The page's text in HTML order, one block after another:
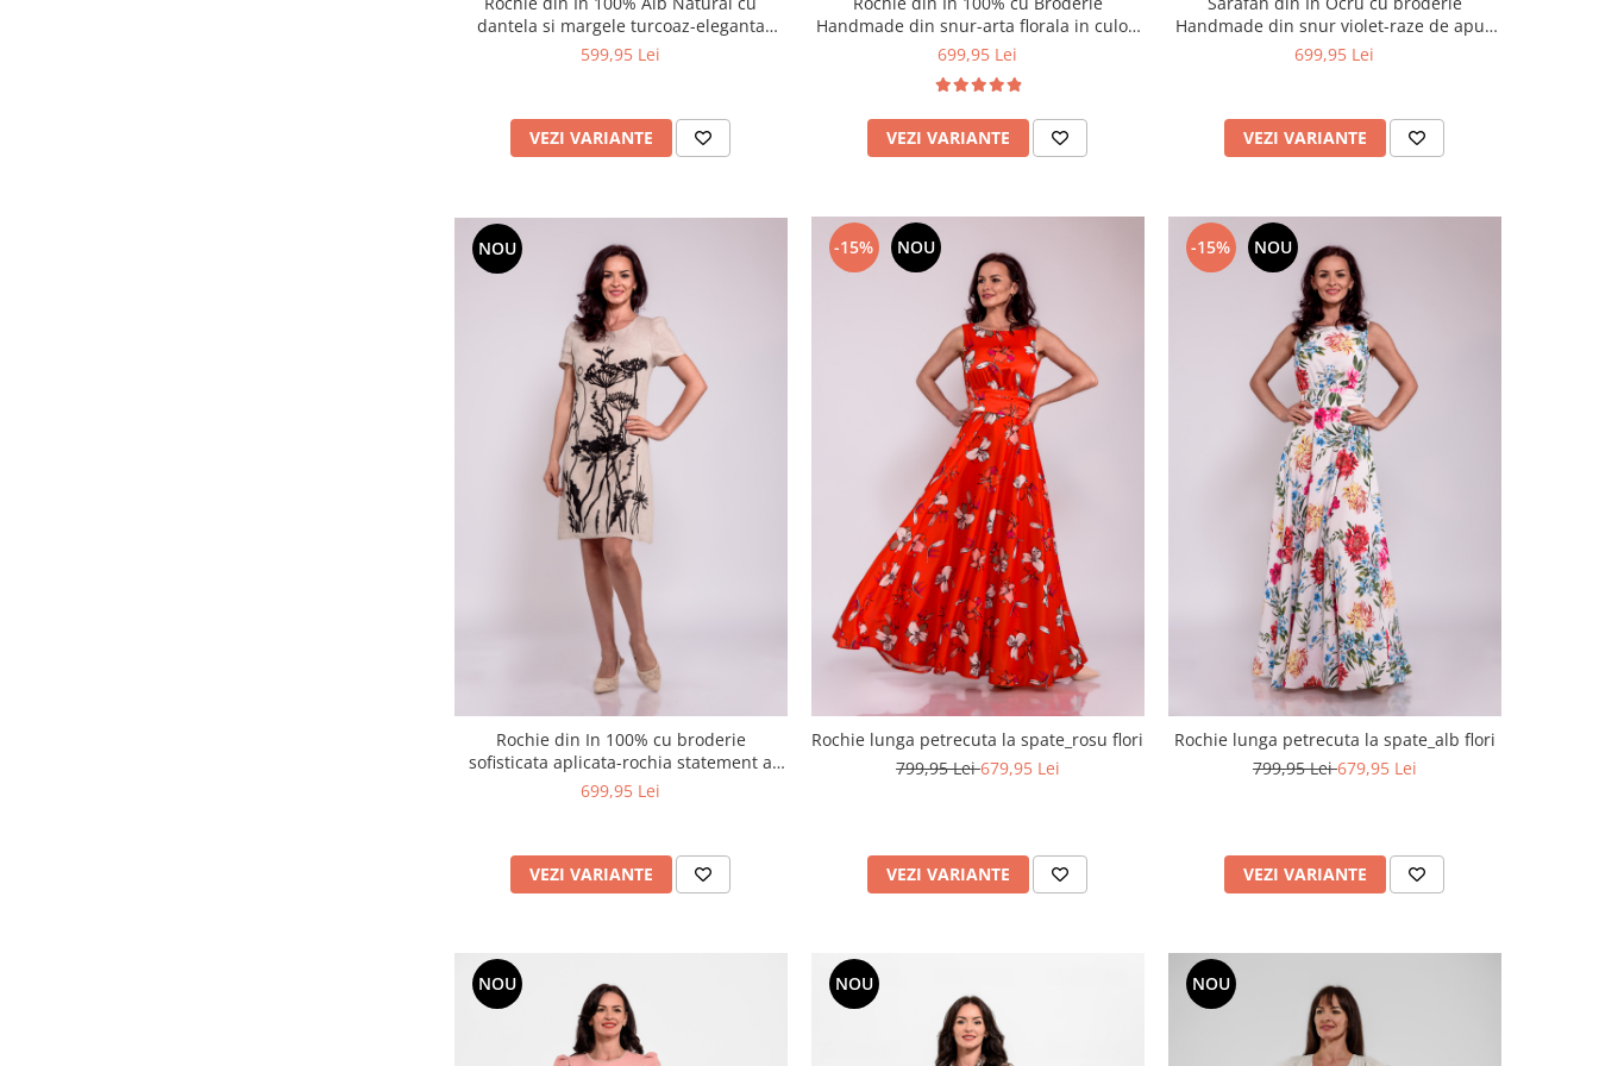
dantela si margele turcoaz-eleganta
relaxata de vara
599,95 Lei
VEZI VARIANTE
Handmade din snur-arta florala in culori
vibrante
699,95 Lei
VEZI VARIANTE
Handmade din snur violet-raze de apus
de soare
699,95 Lei
VEZI VARIANTE
NOU
Rochie din In 100% cu broderie
sofisticata aplicata-rochia statement a
verii
699,95 Lei
VEZI VARIANTE
-15% NOU
Rochie lunga petrecuta la spate_rosu flori
799,95 Lei679,95 Lei
VEZI VARIANTE
-15% NOU
Rochie lunga petrecuta la spate_alb flori
799,95 Lei679,95 Lei
VEZI VARIANTE
NOU NOU NOU